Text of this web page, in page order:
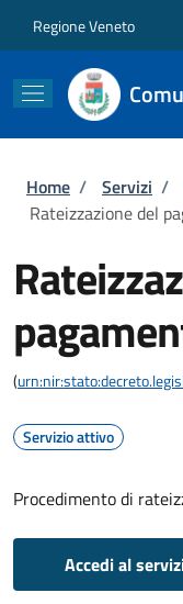
Regione Veneto
Briciole
Home / Servizi /
Rateizzazione del
(
Servizio attivo
Procedimento di
Accedi al